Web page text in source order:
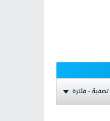
تصفية - فلترة